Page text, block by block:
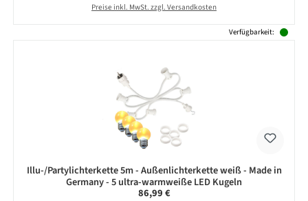
Preise inkl. MwSt. zzgl. Versandkosten
Verfügbarkeit:
Illu-/Partylichterkette 5m - Außenlichterkette weiß - Made in
Germany - 5 ultra-warmweiße LED Kugeln
Regulärer Preis:
86,99 €